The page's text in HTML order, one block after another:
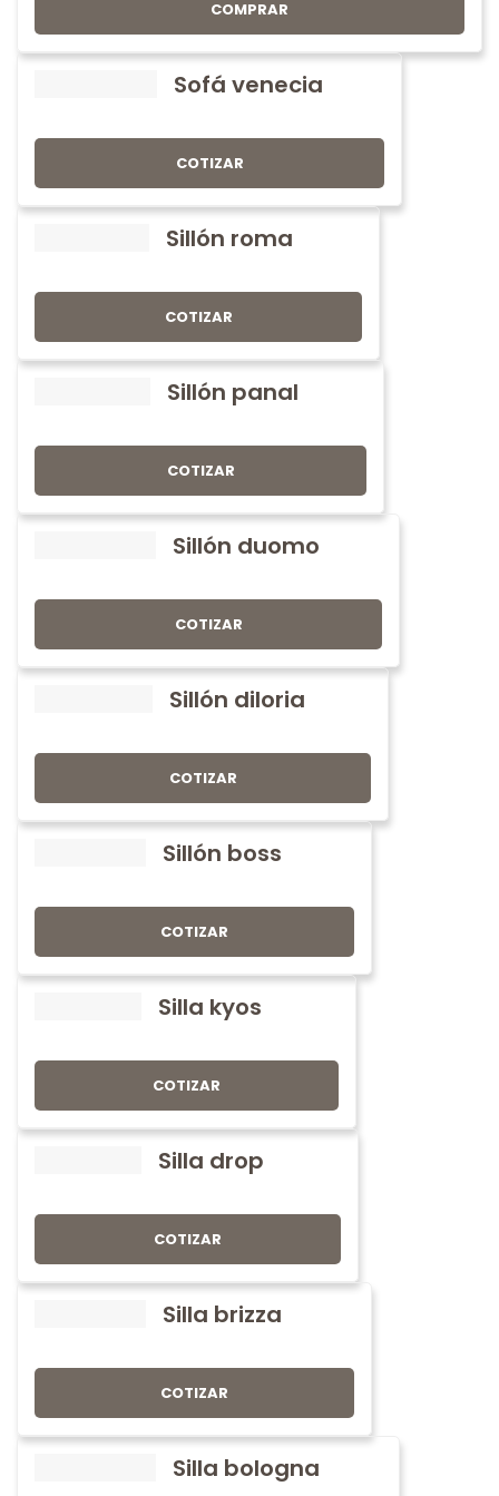
COMPRAR
Sofá venecia
COTIZAR
Sillón roma
COTIZAR
Sillón panal
COTIZAR
Sillón duomo
COTIZAR
Sillón diloria
COTIZAR
Sillón boss
COTIZAR
Silla kyos
COTIZAR
Silla drop
COTIZAR
Silla brizza
COTIZAR
Silla bologna